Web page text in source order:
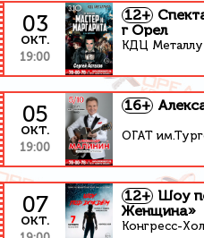
03
окт.
19:00
12+
г Орел
КДЦ
05
окт.
19:00
16+
ОГАТ
07
окт.
12+ Шоу
Женщина»
Конгресс-